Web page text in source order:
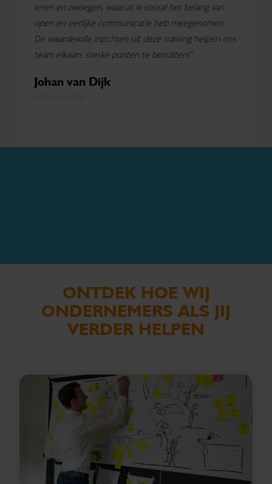
leren en zwoegen, waaruit ik vooral het belang van
open en eerlijke communicatie heb meegenomen.
De waardevolle inzichten uit deze training helpen ons
team elkaars sterke punten te benutten!''
Johan van Dijk
ONTDEK HOE WIJ
ONDERNEMERS ALS JIJ
VERDER HELPEN